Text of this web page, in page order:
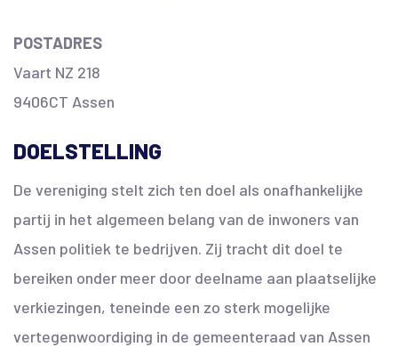
POSTADRES
Vaart NZ 218
9406CT Assen
DOELSTELLING
De vereniging stelt zich ten doel als onafhankelijke
partij in het algemeen belang van de inwoners van
Assen politiek te bedrijven. Zij tracht dit doel te
bereiken onder meer door deelname aan plaatselijke
verkiezingen, teneinde een zo sterk mogelijke
vertegenwoordiging in de gemeenteraad van Assen